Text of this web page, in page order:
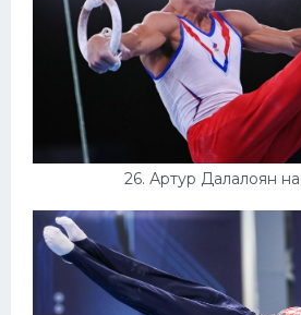
26. Артур Далалоян